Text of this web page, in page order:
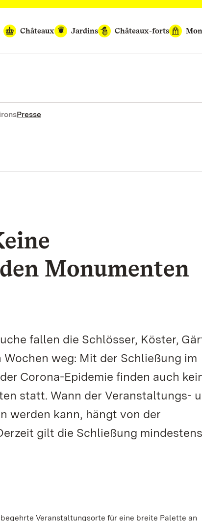
Châteaux
Jardins Châteaux-forts
Presse
Monumenten
fallen die Schlösser, Köster,
weg: Mit der Schließung im
Corona-Epidemie finden auch
statt. Wann der Veranstaltungs-
werden kann, hängt von der
gilt die Schließung
Veranstaltungsorte für eine breite Palette an